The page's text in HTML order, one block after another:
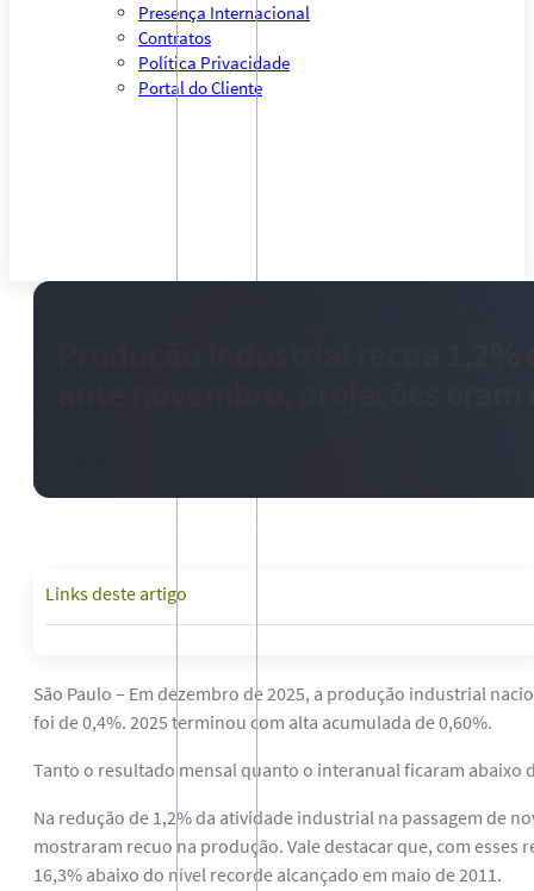
Presença Internacional
Contratos
Política Privacidade
Portal do Cliente
Links deste artigo
São Paulo – Em dezembro de 2025, a produção industrial
foi de 0,4%. 2025 terminou com alta acumulada de 0,60%.
Tanto o resultado mensal quanto o interanual ficaram abaixo
Na redução de 1,2% da atividade industrial na passagem de
mostraram recuo na produção. Vale destacar que, com
16,3% abaixo do nível recorde alcançado em maio de 2011.